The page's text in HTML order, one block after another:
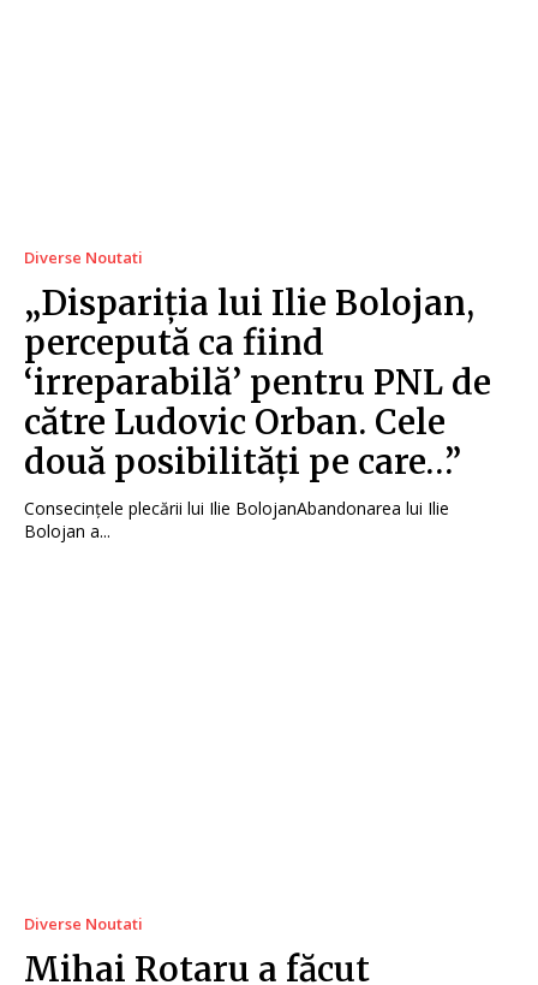
Diverse Noutati
„Dispariția lui Ilie Bolojan,
percepută ca fiind
‘irreparabilă’ pentru PNL de
către Ludovic Orban. Cele
două posibilități pe care…”
Consecințele plecării lui Ilie BolojanAbandonarea lui Ilie
Bolojan a...
Diverse Noutati
Mihai Rotaru a făcut